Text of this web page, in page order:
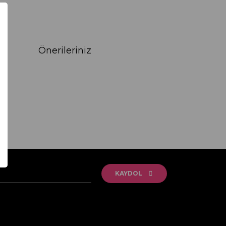
Önerileriniz
tarafımıza iletebilirsiniz.
KAYDOL